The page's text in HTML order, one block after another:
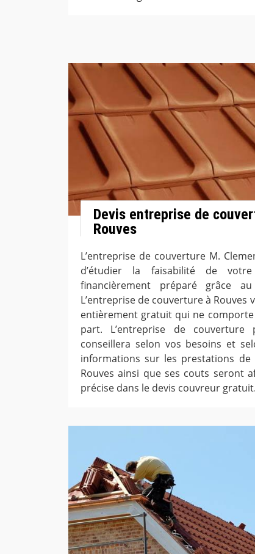
Devis entreprise de
Rouves
L’entreprise de couverture M.
d’étudier la faisabilité de
financièrement préparé grâce
L’entreprise de couverture à
entièrement gratuit qui ne
part. L’entreprise de
conseillera selon vos besoins et
informations sur les prestations de
Rouves ainsi que ses couts seront
précise dans le devis couvreur gratuit.